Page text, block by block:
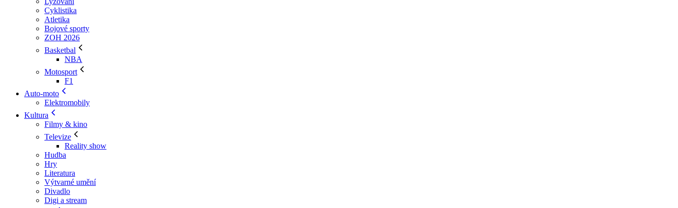
Cyklistika
Atletika
Bojové sporty
ZOH 2026
Basketbal
NBA
Motosport
F1
Auto-moto
Elektromobily
Kultura
Filmy & kino
Televize
Reality show
Hudba
Hry
Literatura
Výtvarné umění
Divadlo
Digi a stream